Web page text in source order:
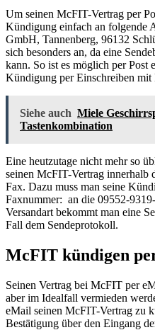
Um seinen McFIT-Vertrag per
Kündigung einfach an folgende
GmbH, Tannenberg, 96132
sich besonders an, da eine
kann. So ist es möglich per Post
Kündigung per Einschreiben mit
Siehe auch Miele
Tastenkombination
Eine heutzutage nicht mehr so
seinen McFIT-Vertrag innerhalb
Fax. Dazu muss man seine
Faxnummer: an die 09552-
Versandart bekommt man eine
Fall dem Sendeprotokoll.
McFIT kündigen
Seinen Vertrag bei McFIT per
aber im Idealfall vermieden
eMail seinen McFIT-Vertrag zu
Bestätigung über den Eingang